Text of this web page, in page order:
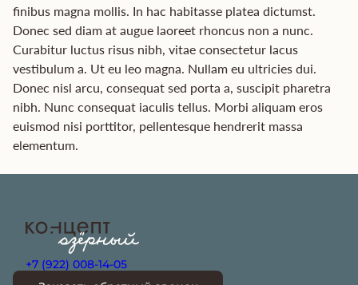
finibus magna mollis. In hac habitasse platea dictumst.
Donec sed diam at augue laoreet rhoncus non a nunc.
Curabitur luctus risus nibh, vitae consectetur lacus
vestibulum a. Ut eu leo magna. Nullam eu ultricies dui.
Donec nisl arcu, consequat sed porta a, suscipit pharetra
nibh. Nunc consequat iaculis tellus. Morbi aliquam eros
euismod nisi porttitor, pellentesque hendrerit massa
elementum.
+7 (922) 008-14-05